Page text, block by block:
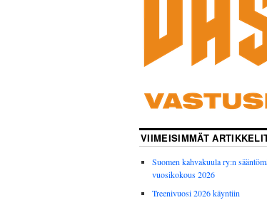
VIIMEISIMMÄT
Suomen kahvakuula ry:n
vuosikokous 2026
Treenivuosi 2026 käyntiin